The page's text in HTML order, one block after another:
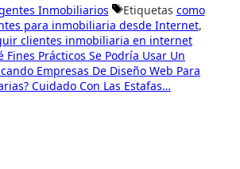
Inmobiliarios Etiquetas como
para inmobiliaria desde Internet,
clientes inmobiliaria en internet
Fines Prácticos Se Podría Usar Un
Empresas De Diseño Web Para
Cuidado Con Las Estafas…